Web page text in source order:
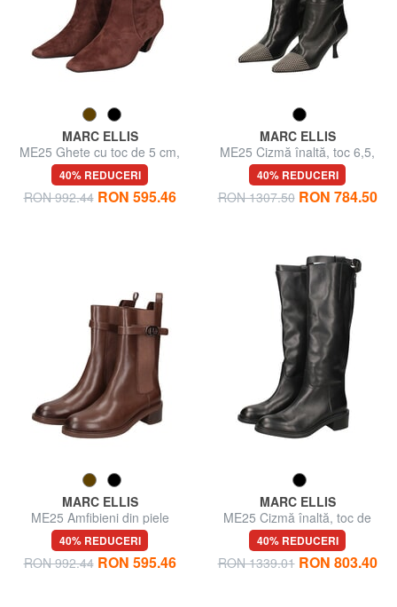
MARC ELLIS
ME25 Ghete cu toc de 5 cm,
din piele
40% REDUCERI
RON 992.44 RON 595.46
MARC ELLIS
ME25 Cizmă înaltă, toc 6,5,
din piele
40% REDUCERI
RON 1307.50 RON 784.50
MARC ELLIS
ME25 Amfibieni din piele
40% REDUCERI
RON 992.44 RON 595.46
MARC ELLIS
ME25 Cizmă înaltă, toc de
4,5, din piele
40% REDUCERI
RON 1339.01 RON 803.40